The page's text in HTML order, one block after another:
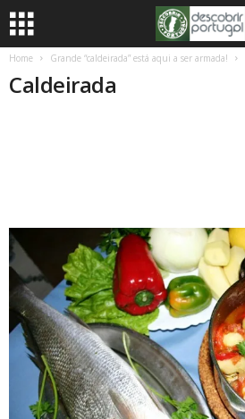
Home Grande “caldeirada” está aqui a ser armada!
Caldeirada